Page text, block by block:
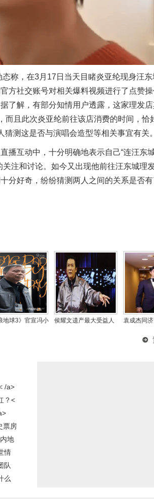
称，在3月17日当天目睹炎亚纶现身汪
方社交账号对相关爆料视频进行了点赞
了解，有部分知情用户透露，这家理发
而且此次炎亚纶前往该店消费的时间，恰
测这是否与演唱会造型等相关事宜有关。
播互动中，十分明确地表示自己“连汪东
注和讨论。如今又出现他前往汪东城理
分好奇，纷纷猜测两人之间的关系是否
地球3》官宣冯小
侯耀文遗产最大受益人
袁成杰同
境是不是富
/a>
？<
票房
地
情
队
么